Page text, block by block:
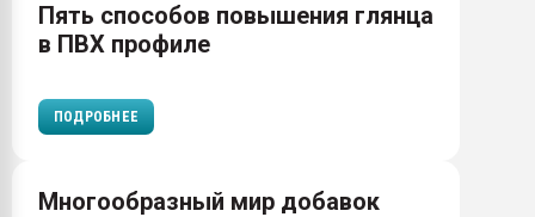
Пять способов повышения глянца
в ПВХ профиле
ПОДРОБНЕЕ
Многообразный мир добавок